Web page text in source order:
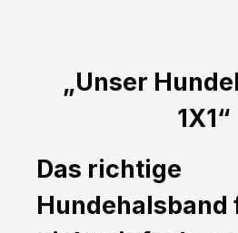
„Unser
1X1“
Das richtige
Hundehalsband